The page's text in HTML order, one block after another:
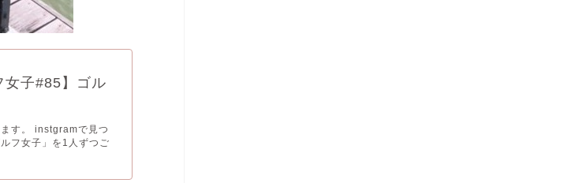
女子#85】ゴル
す。 instgramで見つ
フ女子」を1人ずつご